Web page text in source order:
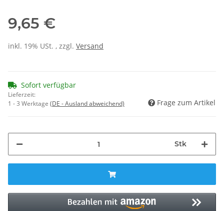
9,65 €
inkl. 19% USt. , zzgl. Versand
Sofort verfügbar
Lieferzeit:
1 - 3 Werktage (DE - Ausland abweichend) Frage zum Artikel
Stk